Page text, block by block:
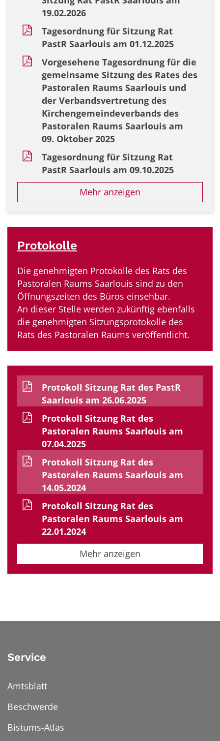
19.02.2026
Tagesordnung für Sitzung Rat
PastR Saarlouis am 01.12.2025
Vorgesehene Tagesordnung für die
gemeinsame Sitzung des Rates des
Pastoralen Raums Saarlouis und
der Verbandsvertretung des
Kirchengemeindeverbands des
Pastoralen Raums Saarlouis am
09. Oktober 2025
Tagesordnung für Sitzung Rat
PastR Saarlouis am 09.10.2025
Mehr anzeigen
Protokolle
Die genehmigten Protokolle des Rats des
Pastoralen Raums Saarlouis sind zu den
Öffnungszeiten des Büros einsehbar.
An dieser Stelle werden zukünftig ebenfalls
die genehmigten Sitzungsprotokolle des
Rats des Pastoralen Raums veröffentlicht.
Protokoll Sitzung Rat des PastR
Saarlouis am 26.06.2025
Protokoll Sitzung Rat des
Pastoralen Raums Saarlouis am
07.04.2025
Protokoll Sitzung Rat des
Pastoralen Raums Saarlouis am
14.05.2024
Protokoll Sitzung Rat des
Pastoralen Raums Saarlouis am
22.01.2024
Mehr anzeigen
Service
Amtsblatt
Beschwerde
Bistums-Atlas